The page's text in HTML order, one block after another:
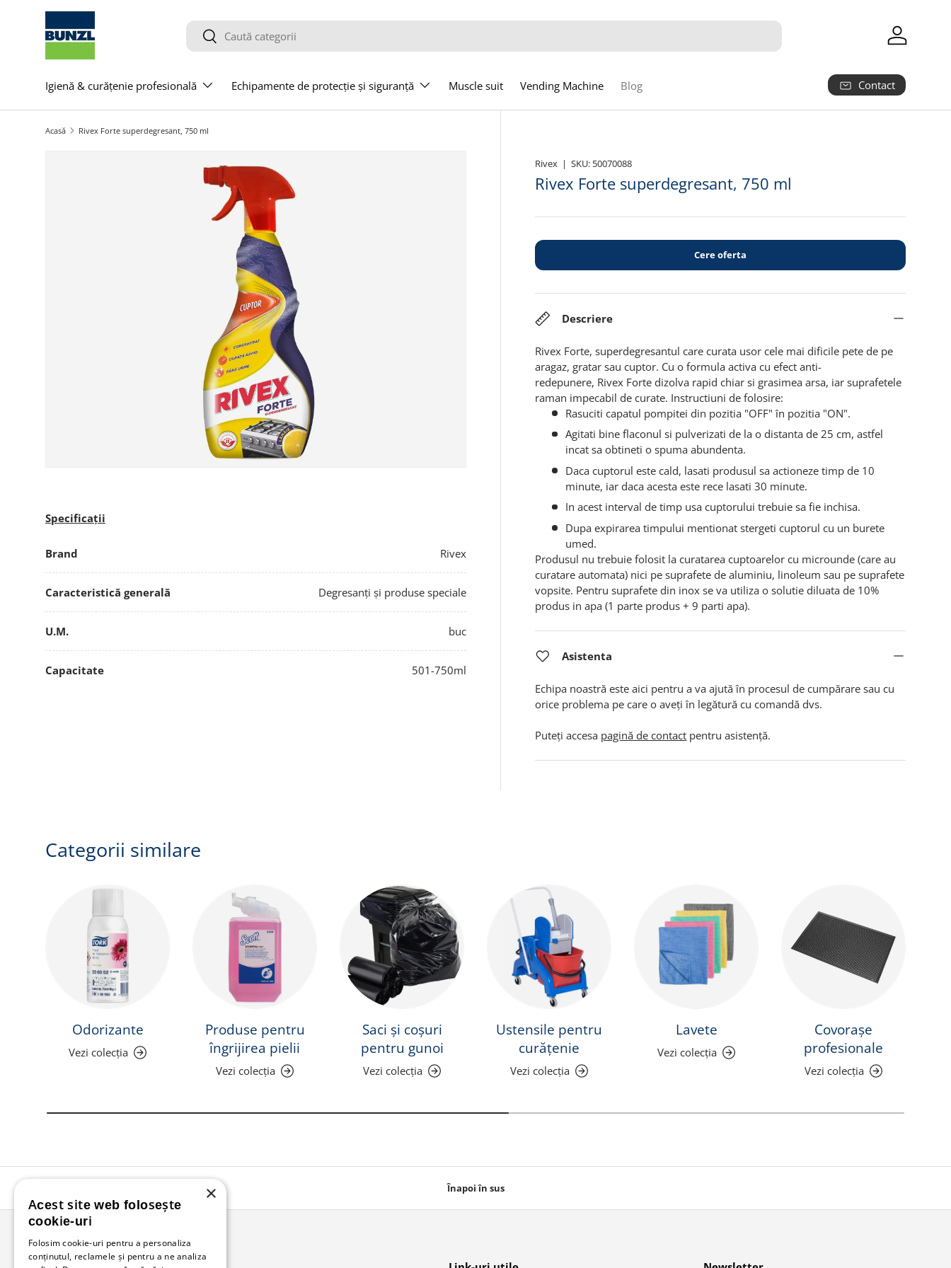
Salt la conținut Caută
Caută
Igienă & curățenie profesională Echipamente de protecție și siguranță Muscle suit Vending Machine Blog Contact
Acasă Rivex Forte superdegresant, 750 ml
Salt la informațiile produsului
Rivex |SKU: 50070088
Rivex Forte superdegresant, 750 ml
Cere oferta
Descriere
Rivex Forte, superdegresantul care curata usor cele mai dificile pete de pe
aragaz, gratar sau cuptor. Cu o formula activa cu efect anti-
redepunere, Rivex Forte dizolva rapid chiar si grasimea arsa, iar suprafetele
raman impecabil de curate. Instructiuni de folosire:
Rasuciti capatul pompitei din pozitia "OFF" în pozitia "ON".
Agitati bine flaconul si pulverizati de la o distanta de 25 cm, astfel
incat sa obtineti o spuma abundenta.
Daca cuptorul este cald, lasati produsul sa actioneze timp de 10
minute, iar daca acesta este rece lasati 30 minute.
In acest interval de timp usa cuptorului trebuie sa fie inchisa.
Dupa expirarea timpului mentionat stergeti cuptorul cu un burete
umed.
Produsul nu trebuie folosit la curatarea cuptoarelor cu microunde (care au
curatare automata) nici pe suprafete de aluminiu, linoleum sau pe suprafete
vopsite. Pentru suprafete din inox se va utiliza o solutie diluata de 10%
produs in apa (1 parte produs + 9 parti apa).
Asistenta
Echipa noastră este aici pentru a va ajută în procesul de cumpărare sau cu
orice problema pe care o aveți în legătură cu comandă dvs.
Puteți accesa pagină de contact pentru asistență.
Specificații
Brand Rivex
Caracteristică generală Degresanți și produse speciale
U.M. buc
Capacitate 501-750ml
Categorii similare
Odorizante
Vezi colecția
Produse pentru
îngrijirea pielii
Vezi colecția
Saci și coșuri
pentru gunoi
Vezi colecția
Ustensile pentru
curățenie
Vezi colecția
Lavete
Vezi colecția
Covorașe
profesionale
Vezi colecția
Înapoi în sus
×
Acest site web folosește
cookie-uri
Folosim cookie-uri pentru a personaliza
conținutul, reclamele și pentru a ne analiza